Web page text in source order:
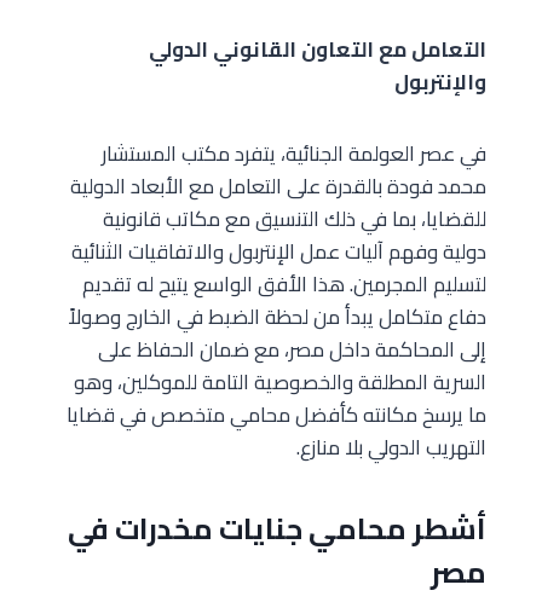
التعامل مع التعاون القانوني الدولي
والإنتربول
في عصر العولمة الجنائية، يتفرد مكتب المستشار
محمد فودة بالقدرة على التعامل مع الأبعاد الدولية
للقضايا، بما في ذلك التنسيق مع مكاتب قانونية
دولية وفهم آليات عمل الإنتربول والاتفاقيات الثنائية
لتسليم المجرمين. هذا الأفق الواسع يتيح له تقديم
دفاع متكامل يبدأ من لحظة الضبط في الخارج وصولاً
إلى المحاكمة داخل مصر، مع ضمان الحفاظ على
السرية المطلقة والخصوصية التامة للموكلين، وهو
ما يرسخ مكانته كأفضل محامي متخصص في قضايا
التهريب الدولي بلا منازع.
أشطر محامي جنايات مخدرات في
مصر